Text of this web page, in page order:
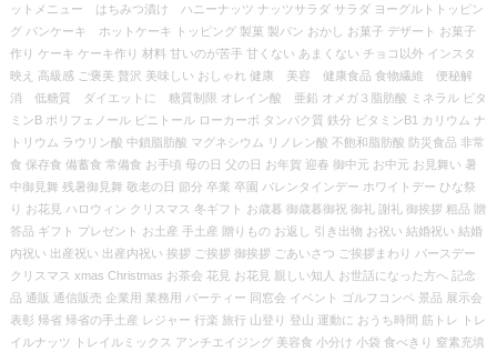
ットメニュー はちみつ漬け ハニーナッツ ナッツサラダ サラダ ヨーグルトトッピン
グ パンケーキ ホットケーキ トッピング 製菓 製パン おかし お菓子 デザート お菓子
作り ケーキ ケーキ作り 材料 甘いのが苦手 甘くない あまくない チョコ以外 インスタ
映え 高級感 ご褒美 贅沢 美味しい おしゃれ 健康 美容 健康食品 食物繊維 便秘解
消 低糖質 ダイエットに 糖質制限 オレイン酸 亜鉛 オメガ３脂肪酸 ミネラル ビタ
ミンB ポリフェノール ピニトール ローカーボ タンパク質 鉄分 ビタミンB1 カリウム ナ
トリウム ラウリン酸 中鎖脂肪酸 マグネシウム リノレン酸 不飽和脂肪酸 防災食品 非常
食 保存食 備蓄食 常備食 お手頃 母の日 父の日 お年賀 迎春 御中元 お中元 お見舞い 暑
中御見舞 残暑御見舞 敬老の日 節分 卒業 卒園 バレンタインデー ホワイトデー ひな祭
り お花見 ハロウィン クリスマス 冬ギフト お歳暮 御歳暮御祝 御礼 謝礼 御挨拶 粗品 贈
答品 ギフト プレゼント お土産 手土産 贈りもの お返し 引き出物 お祝い 結婚祝い 結婚
内祝い 出産祝い 出産内祝い 挨拶 ご挨拶 御挨拶 ごあいさつ ご挨拶まわり バースデー
クリスマス xmas Christmas お茶会 花見 お花見 親しい知人 お世話になった方へ 記念
品 通販 通信販売 企業用 業務用 パーティー 同窓会 イベント ゴルフコンペ 景品 展示会
表彰 帰省 帰省の手土産 レジャー 行楽 旅行 山登り 登山 運動に おうち時間 筋トレ トレ
イルナッツ トレイルミックス アンチエイジング 美容食 小分け 小袋 食べきり 窒素充填